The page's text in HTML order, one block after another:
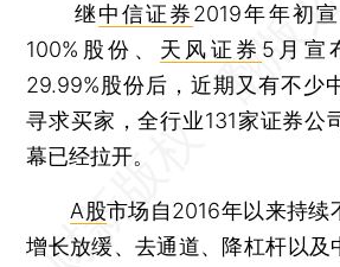
继中信证券2019年年初
100%股份、 天风证券 5月宣
29.99%股份后，近期又有不少
寻求买家，全行业131家证券公
幕已经拉开。
A股市场自2016年以来持续
增长放缓、去通道、降杠杆以及